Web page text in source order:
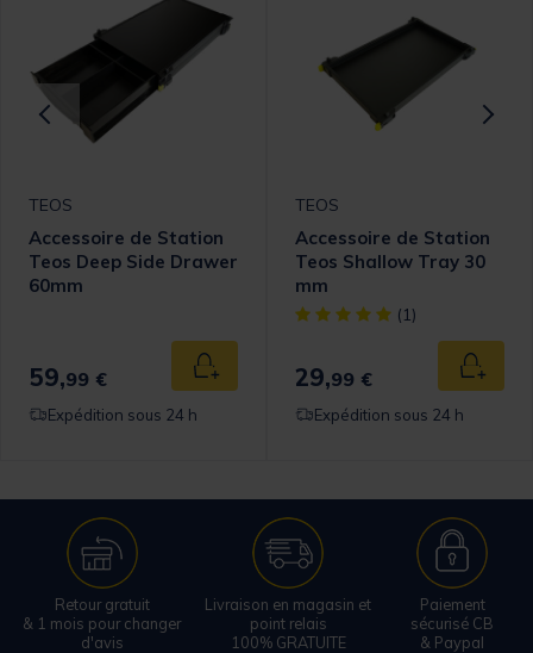
panier
TEOS
Accessoire de Station
Teos Deep Side Drawer
60mm
59,99 € Ajouter au panier
Expédition sous 24 h
TEOS
Accessoire de Station
Teos Shallow Tray 30
mm
[object Object] out of 5
(1)
29,99 €
Expédition sous 24 h
Retour gratuit
& 1 mois pour changer
d'avis
Livraison en magasin et
point relais
100% GRATUITE
Paiement
sécurisé CB
& Paypal